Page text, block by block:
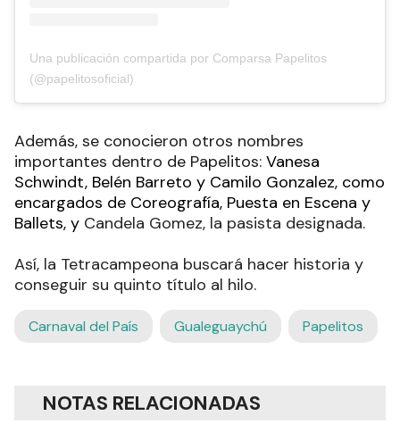
Una publicación compartida por Comparsa Papelitos
(@papelitosoficial)
Además, se conocieron otros nombres
importantes dentro de Papelitos: Vanesa
Schwindt, Belén Barreto y Camilo Gonzalez, como
encargados de Coreografía, Puesta en Escena y
Ballets, y Candela Gomez, la pasista designada.
Así, la Tetracampeona buscará hacer historia y
conseguir su quinto título al hilo.
Carnaval del País Gualeguaychú Papelitos
NOTAS RELACIONADAS